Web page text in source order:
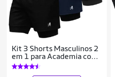
Kit 3 Shorts Masculinos 2
em 1 para Academia com
Estampa Esportiva
Corrida